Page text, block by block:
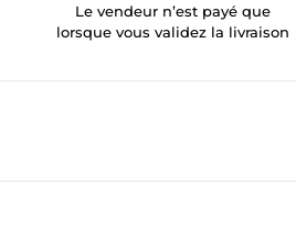
Le vendeur n’est payé que
lorsque vous validez la livraison